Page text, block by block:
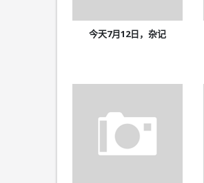
今天7月12日，杂记